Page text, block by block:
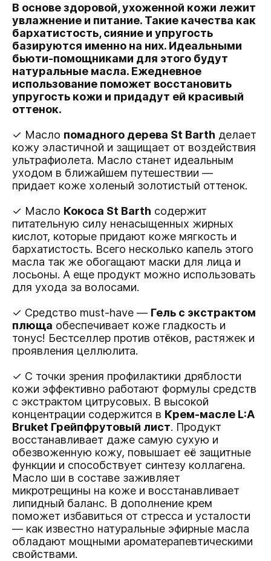
В основе здоровой, ухоженной кожи лежит
увлажнение и питание. Такие качества как
бархатистость, сияние и упругость
базируются именно на них. Идеальными
бьюти-помощниками для этого будут
натуральные масла. Ежедневное
использование поможет восстановить
упругость кожи и придадут ей красивый
оттенок.
✓ Масло помадного дерева St Barth делает
кожу эластичной и защищает от воздействия
ультрафиолета. Масло станет идеальным
уходом в ближайшем путешествии —
придает коже холеный золотистый оттенок.
✓ Масло Кокоса St Barth cодержит
питательную силу ненасыщенных жирных
кислот, которые придают коже мягкость и
бархатистость. Всего несколько капель этого
масла так же обогащают маски для лица и
лосьоны. А еще продукт можно использовать
для ухода за волосами.
✓ Средство must-have — Гель с экстрактом
плюща обеспечивает коже гладкость и
тонус! Бестселлер против отёков, растяжек и
проявления целлюлита.
✓ С точки зрения профилактики дряблости
кожи эффективно работают формулы средств
с экстрактом цитрусовых. В высокой
концентрации содержится в Крем-масле L:A
Bruket Грейпфрутовый лист. Продукт
восстанавливает даже самую сухую и
обезвоженную кожу, повышает её защитные
функции и способствует синтезу коллагена.
Масло ши в составе заживляет
микротрещины на коже и восстанавливает
липидный баланс. В дополнение крем
поможет избавиться от стресса и усталости
— как известно натуральные эфирные масла
обладают мощными ароматерапевтическими
свойствами.